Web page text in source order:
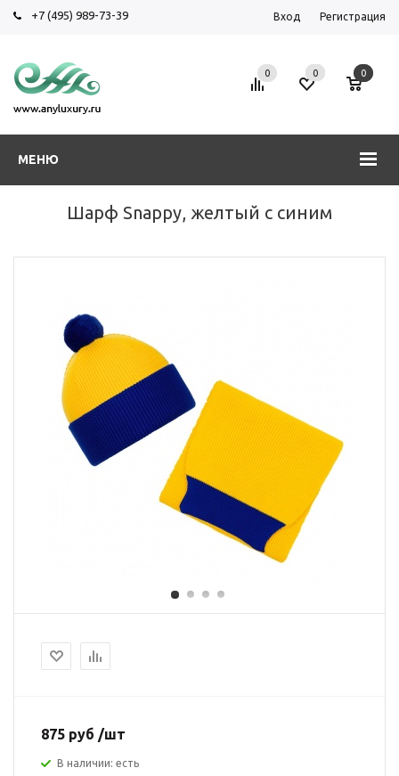
+7 (495) 989-73-39 Вход Регистрация
МЕНЮ
0 0 0
Шарф Snappy, желтый с синим
875 руб /шт
В наличии: есть